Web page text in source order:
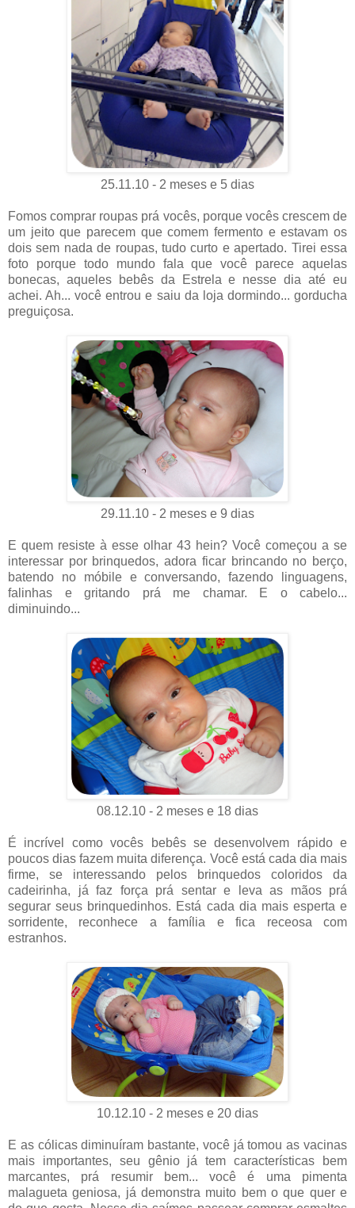
25.11.10 - 2 meses e 5 dias
Fomos comprar roupas prá vocês, porque vocês crescem de
um jeito que parecem que comem fermento e estavam os
dois sem nada de roupas, tudo curto e apertado. Tirei essa
foto porque todo mundo fala que você parece aquelas
bonecas, aqueles bebês da Estrela e nesse dia até eu
achei. Ah... você entrou e saiu da loja dormindo... gorducha
preguiçosa.
29.11.10 - 2 meses e 9 dias
E quem resiste à esse olhar 43 hein? Você começou a se
interessar por brinquedos, adora ficar brincando no berço,
batendo no móbile e conversando, fazendo linguagens,
falinhas e gritando prá me chamar. E o cabelo...
diminuindo...
08.12.10 - 2 meses e 18 dias
É incrível como vocês bebês se desenvolvem rápido e
poucos dias fazem muita diferença. Você está cada dia mais
firme, se interessando pelos brinquedos coloridos da
cadeirinha, já faz força prá sentar e leva as mãos prá
segurar seus brinquedinhos. Está cada dia mais esperta e
sorridente, reconhece a família e fica receosa com
estranhos.
10.12.10 - 2 meses e 20 dias
E as cólicas diminuíram bastante, você já tomou as vacinas
mais importantes, seu gênio já tem características bem
marcantes, prá resumir bem... você é uma pimenta
malagueta geniosa, já demonstra muito bem o que quer e